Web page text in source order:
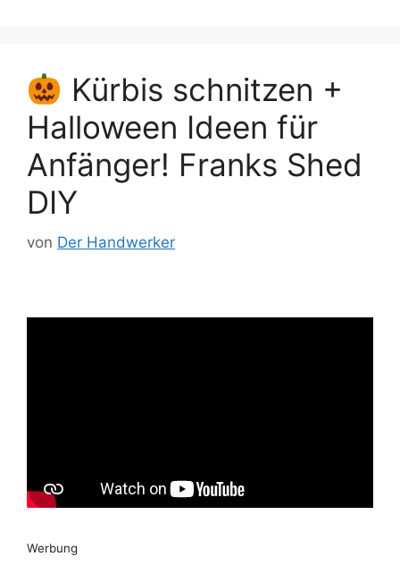
Kürbis schnitzen +
Halloween Ideen für
Anfänger! Franks Shed
DIY
von Der Handwerker
Werbung